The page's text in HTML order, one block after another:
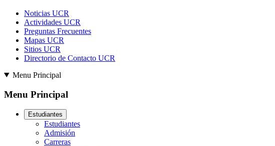
Noticias UCR
Actividades UCR
Preguntas Frecuentes
Mapas UCR
Sitios UCR
Directorio de Contacto UCR
Menu Principal
Menu Principal
Estudiantes
Estudiantes
Admisión
Carreras